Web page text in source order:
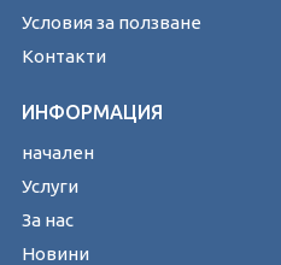
Условия за ползване
Контакти
ИНФОРМАЦИЯ
начален
Услуги
За нас
Новини